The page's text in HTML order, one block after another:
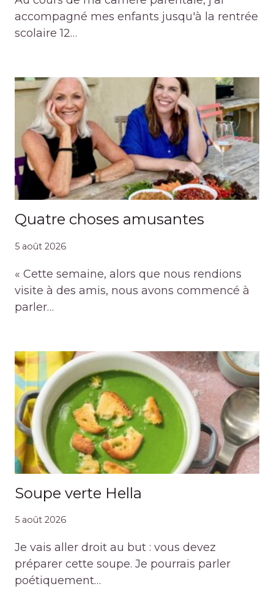
accompagné mes enfants jusqu'à la rentrée
scolaire 12…
Quatre choses amusantes
5 août 2026
« Cette semaine, alors que nous rendions
visite à des amis, nous avons commencé à
parler…
Soupe verte Hella
5 août 2026
Je vais aller droit au but : vous devez
préparer cette soupe. Je pourrais parler
poétiquement…